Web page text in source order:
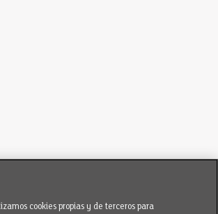
cookies propias y de terceros para